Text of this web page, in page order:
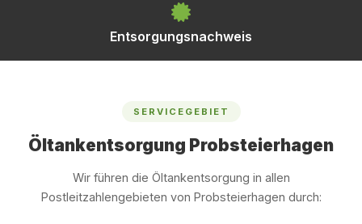
Entsorgungsnachweis
SERVICEGEBIET
Öltankentsorgung Probsteierhagen
Wir führen die Öltankentsorgung in allen
Postleitzahlengebieten von Probsteierhagen durch: